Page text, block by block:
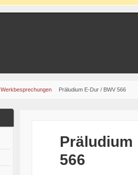
Werkbesprechungen Präludium E-Dur / BWV 566
Präludium
566